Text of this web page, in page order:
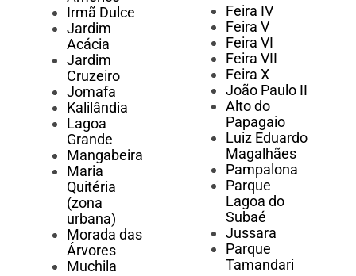
Irmã Dulce
Jardim
Acácia
Jardim
Cruzeiro
Jomafa
Kalilândia
Lagoa
Grande
Mangabeira
Maria
Quitéria
(zona
urbana)
Morada das
Árvores
Muchila
Feira IV
Feira V
Feira VI
Feira VII
Feira X
João Paulo II
Alto do
Papagaio
Luiz Eduardo
Magalhães
Pampalona
Parque
Lagoa do
Subaé
Jussara
Parque
Tamandari